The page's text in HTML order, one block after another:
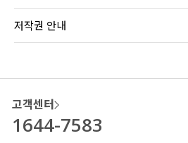
저작권 안내
고객센터
1644-7583